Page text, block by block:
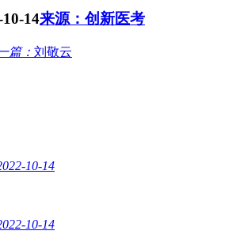
14来源：创新医考
篇： 刘敬云
10-14
10-14